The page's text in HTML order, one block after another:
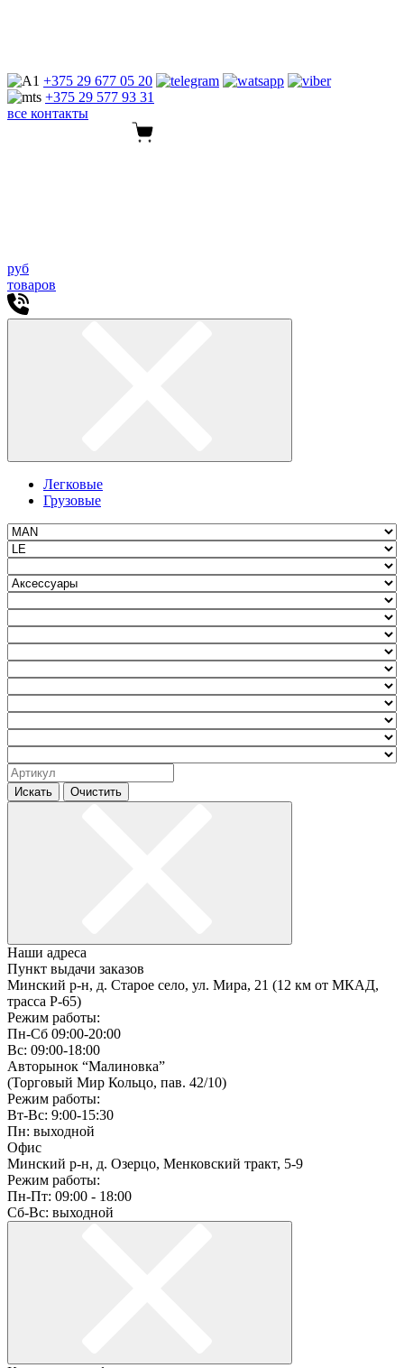
+375 29 677 05 20
+375 29 577 93 31
все контакты
руб
товаров
Легковые
Грузовые
Искать Очистить
Наши адреса
Пункт выдачи заказов
Минский р-н, д. Старое село, ул. Мира, 21 (12 км от МКАД,
трасса P-65)
Режим работы:
Пн-Сб 09:00-20:00
Вс: 09:00-18:00
Авторынок “Малиновка”
(Торговый Мир Кольцо, пав. 42/10)
Режим работы:
Вт-Вс: 9:00-15:30
Пн: выходной
Офис
Минский р-н, д. Озерцо, Менковский тракт, 5-9
Режим работы:
Пн-Пт: 09:00 - 18:00
Сб-Вс: выходной